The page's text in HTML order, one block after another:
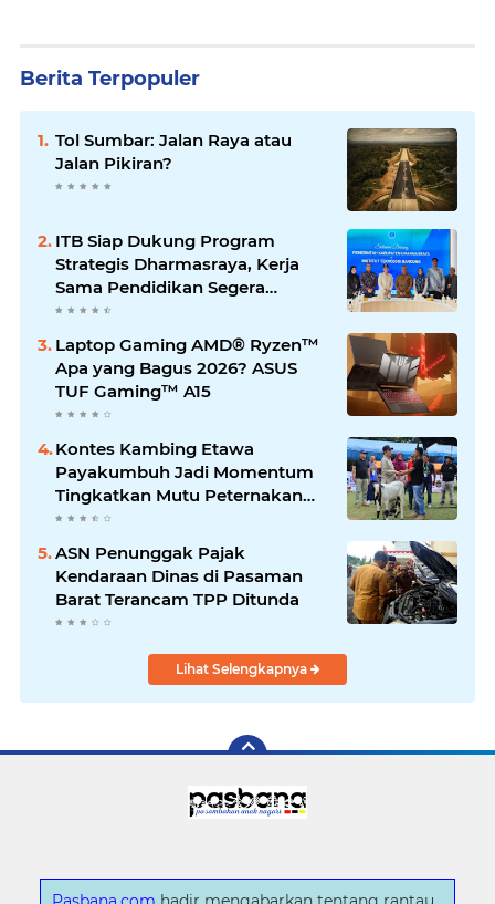
Berita Terpopuler
Tol Sumbar: Jalan Raya atau
Jalan Pikiran?
ITB Siap Dukung Program
Strategis Dharmasraya, Kerja
Sama Pendidikan Segera
Difinalkan
Laptop Gaming AMD® Ryzen™
Apa yang Bagus 2026? ASUS
TUF Gaming™ A15
Kontes Kambing Etawa
Payakumbuh Jadi Momentum
Tingkatkan Mutu Peternakan
Lokal
ASN Penunggak Pajak
Kendaraan Dinas di Pasaman
Barat Terancam TPP Ditunda
Lihat Selengkapnya